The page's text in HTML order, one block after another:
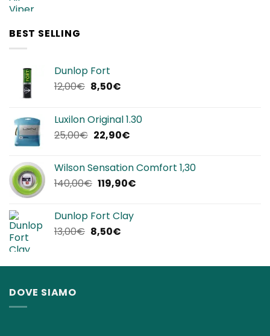
BEST SELLING
Dunlop Fort
12,00€ Il
era:
12,00€.
8,50€Il
è:
8,50€.
Luxilon Original 1.30
25,00€ Il
era:
25,00€.
22,90€Il
è:
22,90€.
Wilson Sensation Comfort 1,30
140,00€ Il
era:
140,00€.
119,90€Il
Dunlop Fort Clay
13,00€ Il
era:
8,50€Il
è:
DOVE SIAMO